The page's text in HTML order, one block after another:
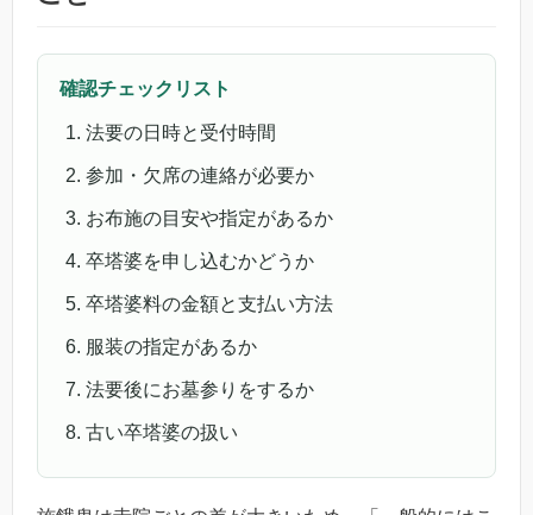
確認チェックリスト
法要の日時と受付時間
参加・欠席の連絡が必要か
お布施の目安や指定があるか
卒塔婆を申し込むかどうか
卒塔婆料の金額と支払い方法
服装の指定があるか
法要後にお墓参りをするか
古い卒塔婆の扱い